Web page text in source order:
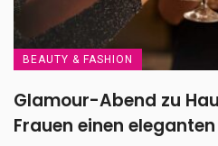
BEAUTY & FASHION
Glamour-Abend zu
Frauen einen